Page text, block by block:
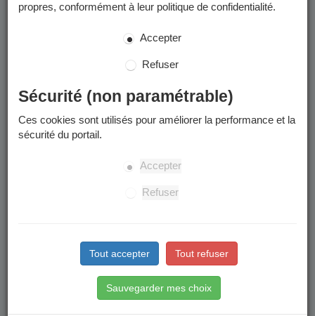
2025/2026
Toutes les programmations et informations utiles des
modules et des stages se trouvent dans les documents à
Stages sportifs des vacances d'été
Les inscriptions aux stages sportifs de cet été (stages
au 21/08) seront possibles à partir du lundi 1er juin sur le
Retrouvez les informations utiles dans les "documents à
Module 1 : Période d'activité du 8
propres, conformément à leur politique de confidentialité.
Accepter
Refuser
Sécurité (non paramétrable)
Ces cookies sont utilisés pour améliorer la performance et la
sécurité du portail.
Accepter
Refuser
Tout accepter Tout refuser
Sauvegarder mes choix